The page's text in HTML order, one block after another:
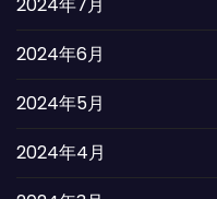
2024年6月
2024年5月
2024年4月